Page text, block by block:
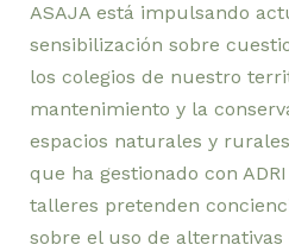
ASAJA está impulsando
sensibilización sobre
los colegios de nuestro
mantenimiento y la
espacios naturales y
que ha gestionado con
talleres pretenden
sobre el uso de
los
colegios
de
nuestro
territorio